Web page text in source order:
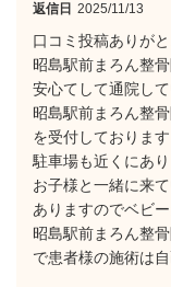
返信日 2025/11/13
口コミ投稿ありが
昭島駅前まろん整
安心てして通院し
昭島駅前まろん整
を受付しております
駐車場も近くにあ
お子様と一緒に来
ありますのでベビ
昭島駅前まろん整
で患者様の施術は